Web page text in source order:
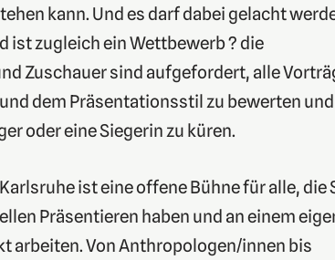
kann. Und es darf dabei gelacht
ist zugleich ein Wettbewerb ? die
Zuschauer sind aufgefordert, alle
dem Präsentationsstil zu bewerten
oder eine Siegerin zu küren.
ist eine offene Bühne für alle, die
Präsentieren haben und an einem
arbeiten. Von Anthropologen/innen bis